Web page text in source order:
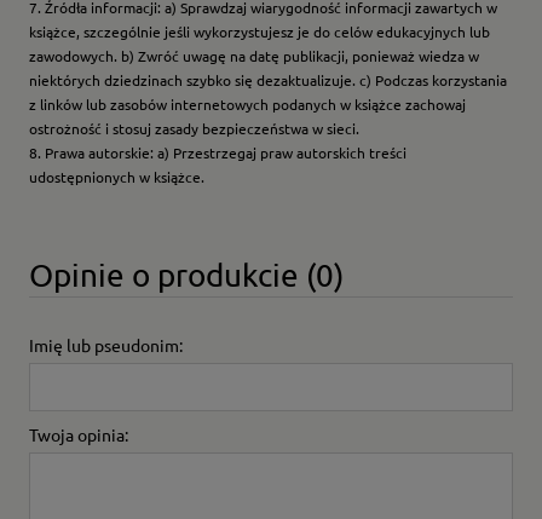
7. Źródła informacji: a) Sprawdzaj wiarygodność informacji zawartych w
książce, szczególnie jeśli wykorzystujesz je do celów edukacyjnych lub
zawodowych. b) Zwróć uwagę na datę publikacji, ponieważ wiedza w
niektórych dziedzinach szybko się dezaktualizuje. c) Podczas korzystania
z linków lub zasobów internetowych podanych w książce zachowaj
ostrożność i stosuj zasady bezpieczeństwa w sieci.
8. Prawa autorskie: a) Przestrzegaj praw autorskich treści
udostępnionych w książce.
Opinie o produkcie (0)
Imię lub pseudonim:
Twoja opinia: